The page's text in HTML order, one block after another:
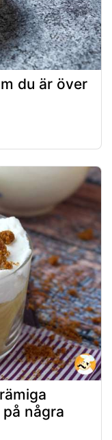
du är över
några